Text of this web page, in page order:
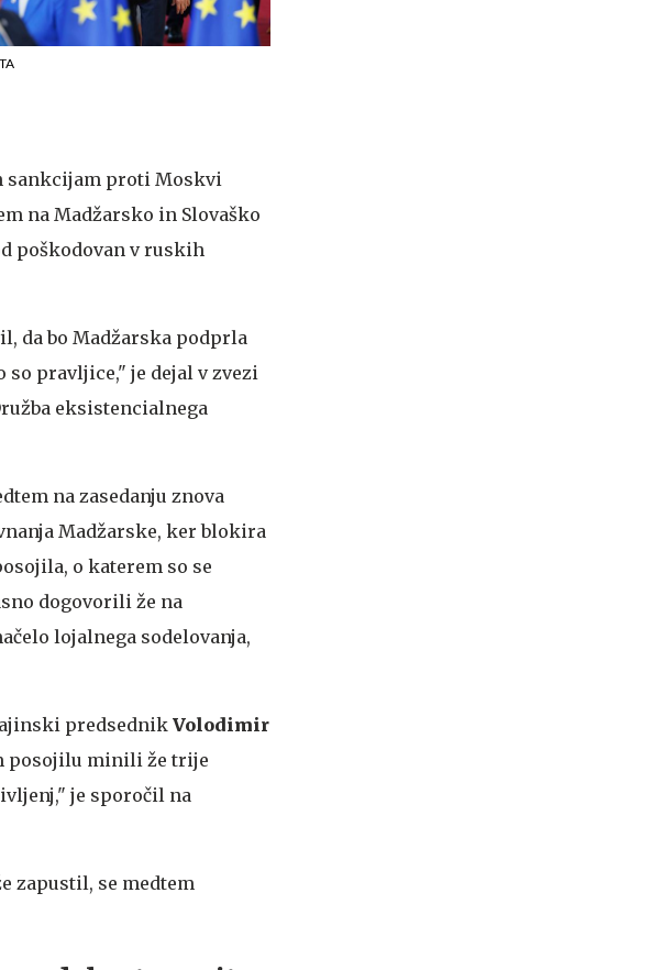
sankcijam proti Moskvi
na Madžarsko in Slovaško
poškodovan v ruskih
da bo Madžarska podprla
so pravljice," je dejal v zvezi
eksistencialnega
na zasedanju znova
Madžarske, ker blokira
o katerem so se
dogovorili že na
lojalnega sodelovanja,
predsednik Volodimir
posojilu minili že trije
je sporočil na
zapustil, se medtem